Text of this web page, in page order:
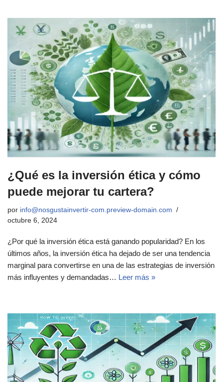
¿Qué es la inversión ética y cómo
puede mejorar tu cartera?
por info@nosgustainvertir-com.preview-domain.com
octubre 6, 2024
¿Por qué la inversión ética está ganando popularidad? En los
últimos años, la inversión ética ha dejado de ser una tendencia
marginal para convertirse en una de las estrategias de inversión
más influyentes y demandadas… Leer más »